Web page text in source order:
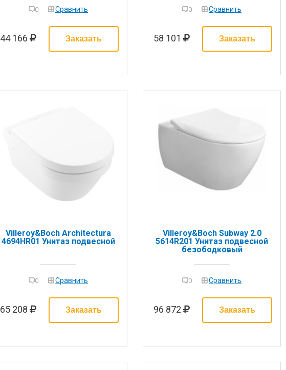
0 Сравнить
44 166
0 Сравнить
58 101
Villeroy&Boch Architectura
4694HR01 Унитаз подвесной
0 Сравнить
65 208
Villeroy&Boch Subway 2.0
5614R201 Унитаз подвесной
безободковый
0 Сравнить
96 872